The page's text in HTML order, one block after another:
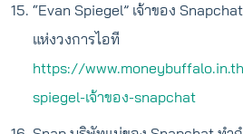
“Evan Spiegel” เจ้าของ
แห่งวงการไอที
https://
spiegel-เจ้าของ-snapchat